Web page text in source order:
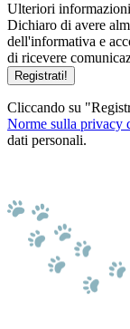
Ulteriori informazioni
Dichiaro di avere
dell'informativa e
di ricevere
Registrati!
Cliccando su
Norme sulla privacy
dati personali.